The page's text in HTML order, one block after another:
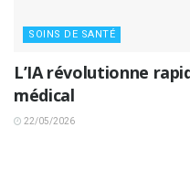
SOINS DE SANTÉ
L’IA révolutionne
médical
22/05/2026